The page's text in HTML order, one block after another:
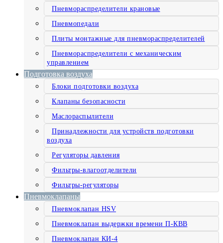
Пневмораспределители крановые
Пневмопедали
Плиты монтажные для пневмораспределителей
Пневмораспределители с механическим
управлением
Подготовка воздуха
Блоки подготовки воздуха
Клапаны безопасности
Маслораспылители
Принадлежности для устройств подготовки
воздуха
Регуляторы давления
Фильтры-влагоотделители
Фильтры-регуляторы
Пневмоклапаны
Пневмоклапан HSV
Пневмоклапан выдержки времени П-КВВ
Пневмоклапан КИ-4